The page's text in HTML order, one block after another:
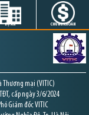
DỰ ÁN CHỨNG KHOÁN
Thương mại (VITIC)
cấp ngày 3/6/2024
Giám đốc VITIC